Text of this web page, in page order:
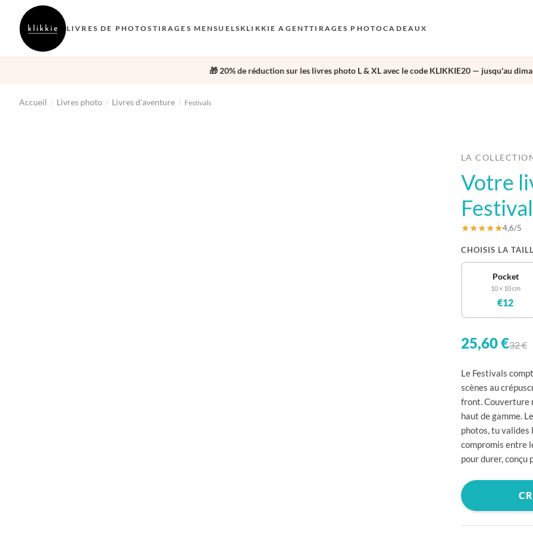
LIVRES DE PHOTOS TIRAGES MENSUELS KLIKKIE AGENTTIRAGES PHOTOCADEAUX
🎁 20% de réduction sur les livres photo L & XL avec le code KLIKKIE20 — jusqu'au
Accueil / Livres photo / Livres d'aventure / Festivals
LA
Votre
★★★★★4,6/5
CHOISIS LA
Pocket
10 × 10 cm
€12
25,60 €32 €
Le Festivals
scènes au
front. Couverture
haut de gamme.
photos, tu valides
compromis entre
pour durer, conçu